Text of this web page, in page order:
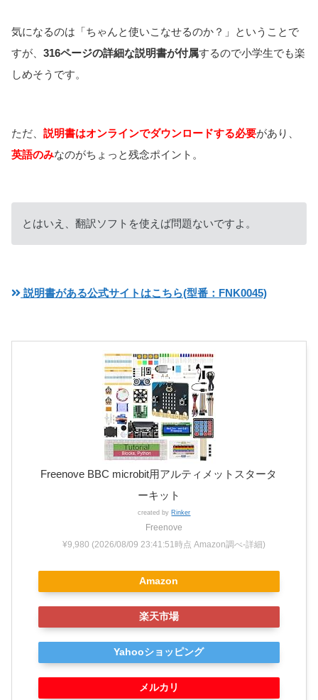
気になるのは「ちゃんと使いこなせるのか？」ということで
すが、 316ページの詳細な説明書が付属するので小学生でも楽
しめそうです。
ただ、 説明書はオンラインでダウンロードする必要があり、
英語のみなのがちょっと残念ポイント。
とはいえ、翻訳ソフトを使えば問題ないですよ。
説明書がある公式サイトはこちら(型番：FNK0045)
Freenove BBC microbit用アルティメットスタータ
ーキット
created by Rinker
Freenove
¥9,980 (2026/08/09 23:41:51時点 Amazon調べ-詳細)
Amazon
楽天市場
Yahooショッピング
メルカリ